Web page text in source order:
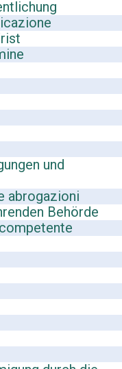
und
abrogazioni
Behörde